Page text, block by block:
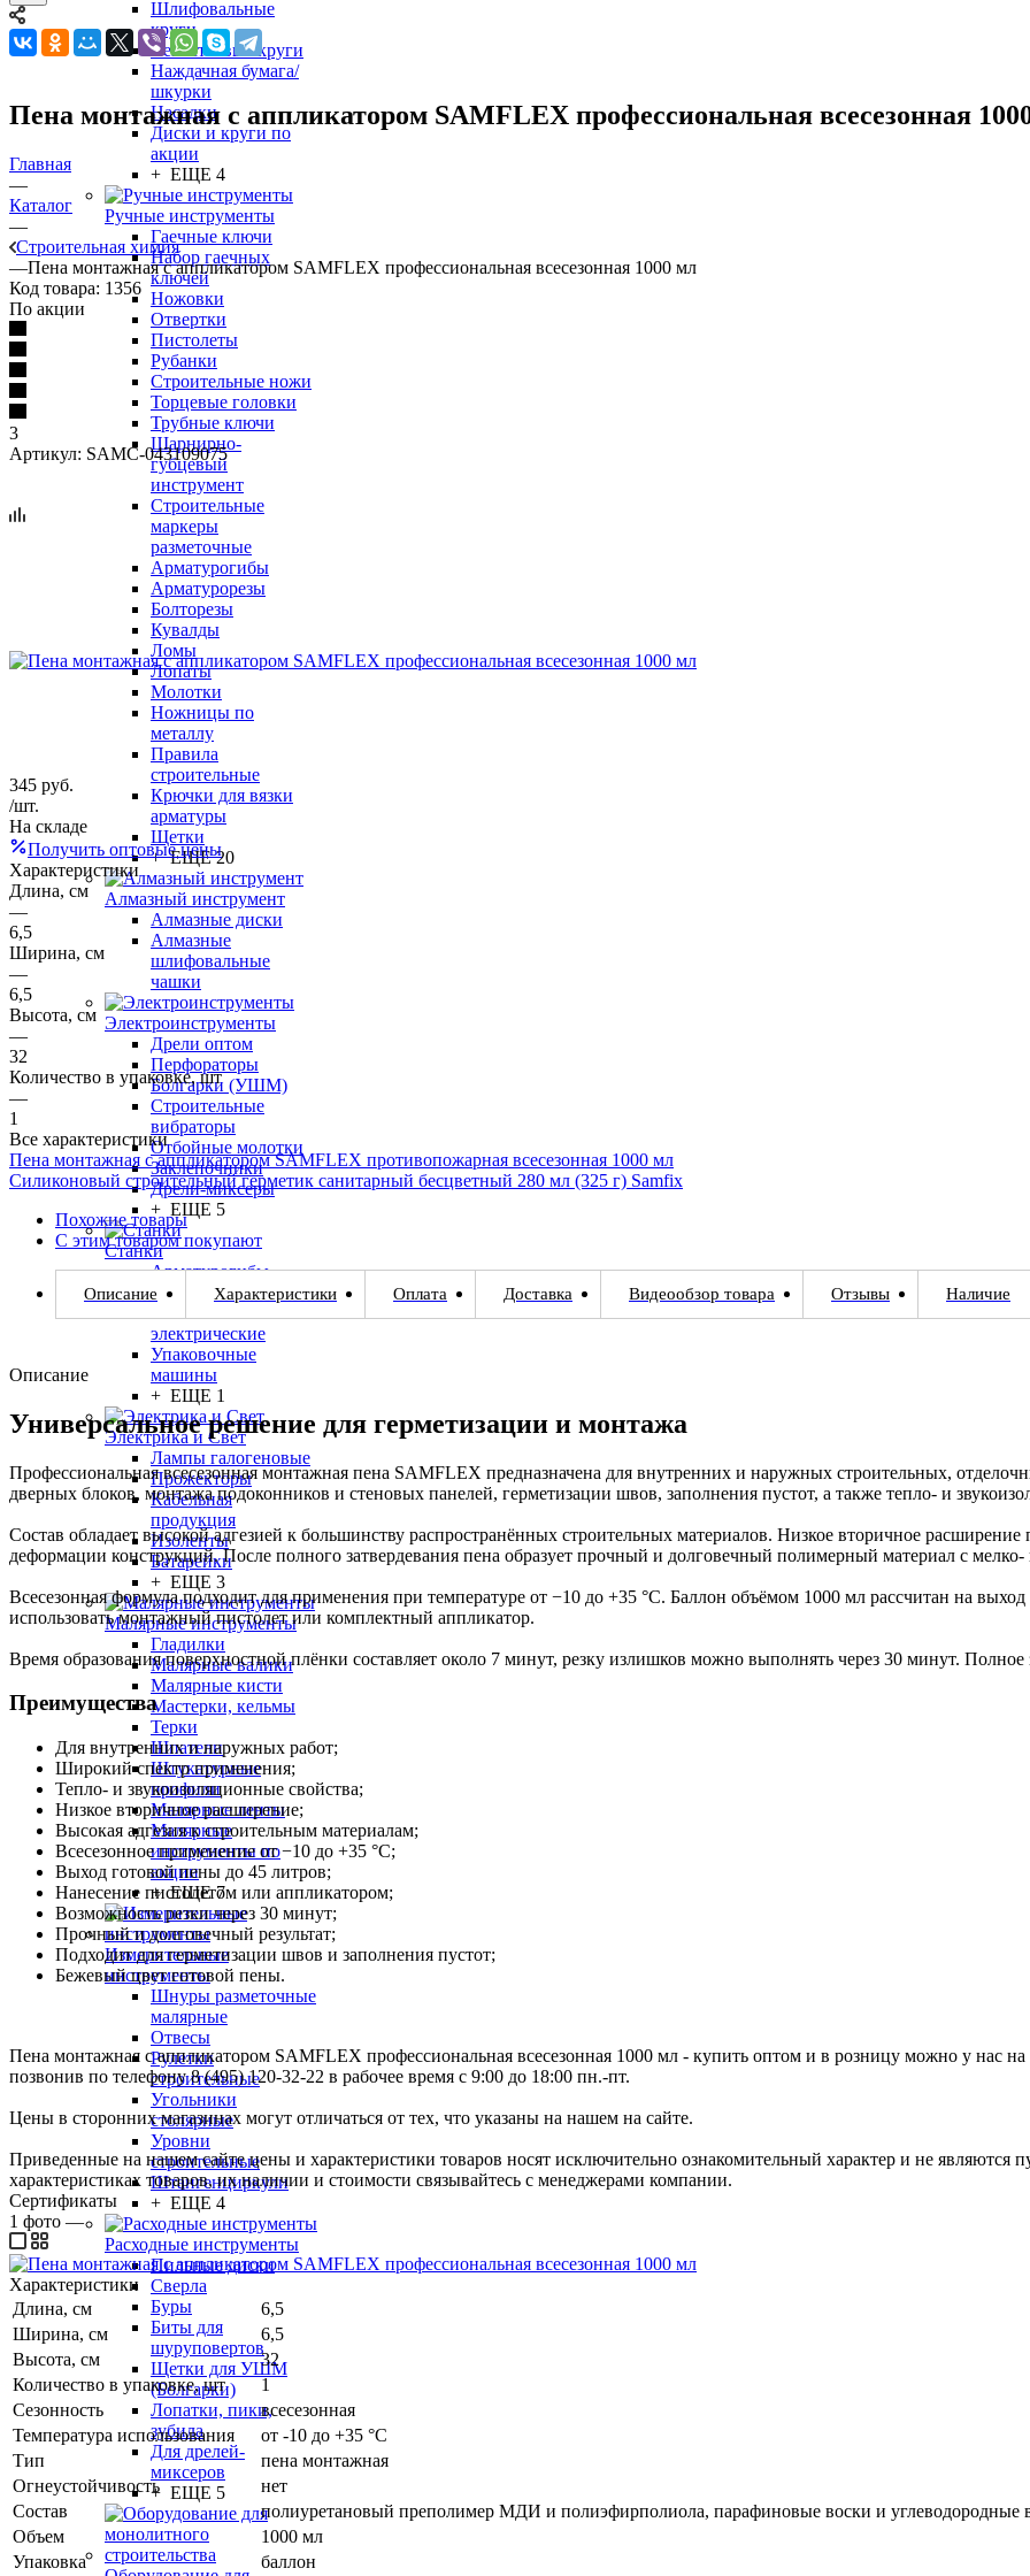
Шлифовальные
круги
Лепестковые круги
Наждачная бумага/
шкурки
Насадки
Диски и круги по
акции
+ ЕЩЕ 4
Ручные инструменты
Гаечные ключи
Набор гаечных
ключей
Ножовки
Отвертки
Пистолеты
Рубанки
Строительные ножи
Торцевые головки
Трубные ключи
Шарнирно-
губцевый
инструмент
Строительные
маркеры
разметочные
Арматурогибы
Арматурорезы
Болторезы
Кувалды
Ломы
Лопаты
Молотки
Ножницы по
металлу
Правила
строительные
Крючки для вязки
арматуры
Щетки
+ ЕЩЕ 20
Алмазный инструмент
Алмазные диски
Алмазные
шлифовальные
чашки
Электроинструменты
Дрели оптом
Перфораторы
Болгарки (УШМ)
Строительные
вибраторы
Отбойные молотки
Заклепочники
Дрели-миксеры
+ ЕЩЕ 5
Станки
Арматурогибы
электрические
электрические
Упаковочные
машины
+ ЕЩЕ 1
Электрика и Свет
Лампы галогеновые
Прожекторы
Кабельная
продукция
Изоленты
Батарейки
+ ЕЩЕ 3
Малярные инструменты
Гладилки
Малярные валики
Малярные кисти
Мастерки, кельмы
Терки
Шпатели
Штукатурные
профили
Малярные ленты
Малярные
инструменты по
акции
+ ЕЩЕ 7
Измерительные
инструменты
Шнуры разметочные
малярные
Отвесы
Рулетки
строительные
Угольники
столярные
Уровни
строительные
Штангенциркули
+ ЕЩЕ 4
Расходные инструменты
Пильные диски
Сверла
Буры
Биты для
шуруповертов
Щетки для УШМ
(Болгарки)
Лопатки, пики,
зубила
Для дрелей-
миксеров
+ ЕЩЕ 5
Пена монтажная с аппликатором SAMFLEX профессиональная всесезонная
Главная
—
Каталог
—
Строительная химия
—Пена монтажная с аппликатором SAMFLEX профессиональная всесезонная 1000 мл
Код товара: 1356
По акции
3
Артикул: SAMC-043109075
345 руб.
/шт.
На складе
Получить оптовые цены
Характеристики
Длина, см
—
6,5
Ширина, см
—
6,5
Высота, см
—
32
Количество в упаковке, шт
—
1
Все характеристики
Пена монтажная с аппликатором SAMFLEX противопожарная всесезонная 1000 мл
Силиконовый строительный герметик санитарный бесцветный 280 мл (325 г) Samfix
Похожие товары
С этим товаром покупают
Описание Характеристики Оплата Доставка Видеообзор товара Отзывы Наличие
Описание
Универсальное решение для герметизации и монтажа
Профессиональная всесезонная монтажная пена SAMFLEX предназначена для внутренних и наружных строительных,
дверных блоков, монтажа подоконников и стеновых панелей, герметизации швов, заполнения пустот, а также тепло- и
Состав обладает высокой адгезией к большинству распространённых строительных материалов. Низкое вторичное
деформации конструкций. После полного затвердевания пена образует прочный и долговечный полимерный материал с мелко-
Всесезонная формула подходит для применения при температуре от −10 до +35 °C. Баллон объёмом 1000 мл рассчитан на
использовать монтажный пистолет или комплектный аппликатор.
Время образования поверхностной плёнки составляет около 7 минут, резку излишков можно выполнять через 30 минут. Полное
Преимущества
Для внутренних и наружных работ;
Широкий спектр применения;
Тепло- и звукоизоляционные свойства;
Низкое вторичное расширение;
Высокая адгезия к строительным материалам;
Всесезонное применение от −10 до +35 °C;
Выход готовой пены до 45 литров;
Нанесение пистолетом или аппликатором;
Возможность резки через 30 минут;
Прочный и долговечный результат;
Подходит для герметизации швов и заполнения пустот;
Бежевый цвет готовой пены.
Пена монтажная с аппликатором SAMFLEX профессиональная всесезонная 1000 мл - купить оптом и в розницу можно у нас на
позвонив по телефону 8 (495) 120-32-22 в рабочее время с 9:00 до 18:00 пн.-пт.
Цены в сторонних магазинах могут отличаться от тех, что указаны на нашем на сайте.
Приведенные на нашем сайте цены и характеристики товаров носят исключительно ознакомительный характер и не
характеристиках товаров, их наличии и стоимости связывайтесь с менеджерами компании.
Сертификаты
1 фото —
Характеристики
Длина, см
6,5
Ширина, см
6,5
Высота, см
32
Количество в упаковке, шт
1
Сезонность
всесезонная
Температура использования
от -10 до +35 °C
Тип
пена монтажная
Огнеустойчивость
нет
Состав
полиуретановый преполимер МДИ и полиэфирполиола, парафиновые воски и углеводородные
Объем
1000 мл
Упаковка
баллон